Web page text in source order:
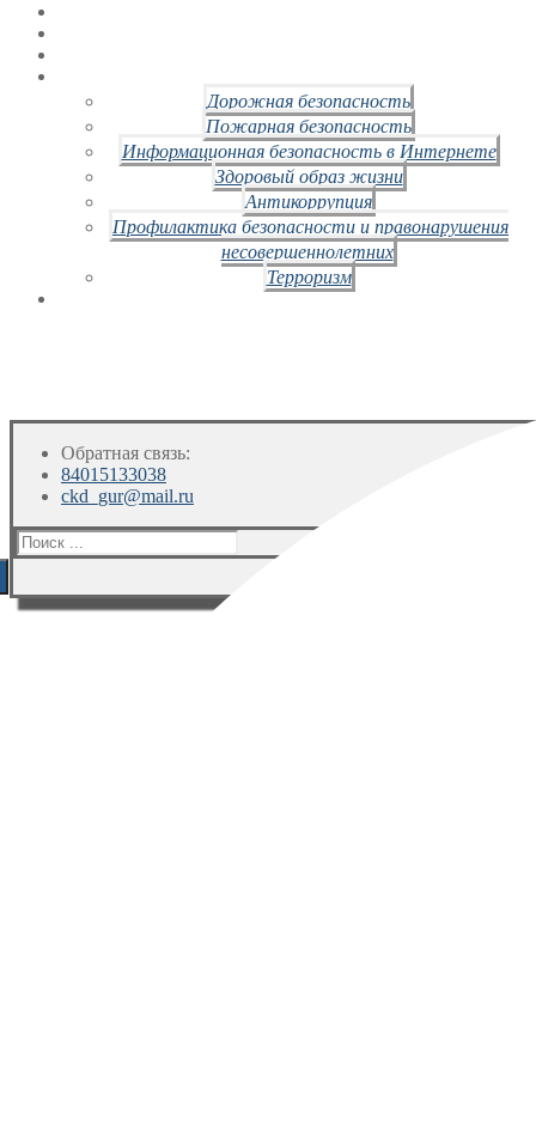
Дорожная безопасность
Пожарная безопасность
Информационная безопасность в Интернете
Здоровый образ жизни
Антикоррупция
Профилактика безопасности и правонарушения
несовершеннолетних
Терроризм
Обратная связь:
84015133038
ckd_gur@mail.ru
Искать: